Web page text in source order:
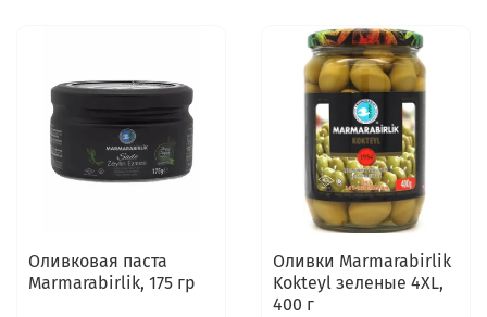
Оливковая паста
Marmarabirlik, 175 гр
Оливки Marmarabirlik
Kokteyl зеленые 4XL,
400 г